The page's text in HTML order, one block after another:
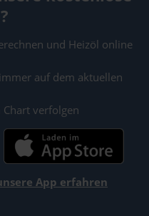
und Heizöl online
auf dem aktuellen
verfolgen
App erfahren